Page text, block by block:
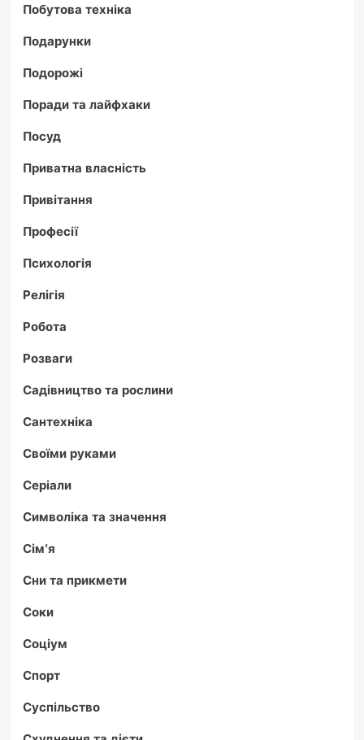
Побутова техніка
Подарунки
Подорожі
Поради та лайфхаки
Посуд
Приватна власність
Привітання
Професії
Психологія
Релігія
Робота
Розваги
Садівництво та рослини
Сантехніка
Своїми руками
Серіали
Символіка та значення
Сім'я
Сни та прикмети
Соки
Соціум
Спорт
Суспільство